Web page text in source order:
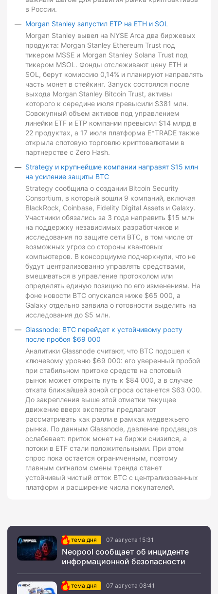
в России.
Morgan Stanley запустил ETP на ETH и SOL
Morgan Stanley вывел на NYSE Arca два биржевых
продукта: Morgan Stanley Ethereum Trust под
тикером MSSE и Morgan Stanley Solana Trust под
тикером MSOL. Фонды отслеживают цену ETH и
SOL, берут комиссию 0,14% и планируют направлять
часть монет в стейкинг. Запуск состоялся после
выхода Morgan Stanley Bitcoin Trust, активы
которого к середине июля превысили $381 млн.
Совокупный объем активов под управлением
линейки ETF и ETP компании превысил $14 млрд в
22 продуктах, а 17 июля платформа E*TRADE также
открыла спотовую торговлю криптовалютами в
партнерстве с Zero Hash.
Strategy и крупнейшие компании направят $15 млн
на усиление защиты BTC
Strategy сообщила о создании Bitcoin Security
Consortium, в который вошли 9 компаний, включая
BlackRock, Coinbase, Fidelity Digital Assets и Galaxy.
Участники обязались за 3 года направить $15 млн
на поддержку независимых разработчиков и
исследования по защите сети BTC, в том числе от
возможных угроз со стороны квантовых
компьютеров. В консорциуме подчеркнули, что не
будут централизованно управлять средствами,
вмешиваться в управление протоколом или
определять единую позицию по его изменениям. На
фоне новости BTC опускался ниже $65 000, а
Galaxy отдельно заявила о готовности выделить на
исследования до $5 млн.
Glassnode: BTC перейдет к устойчивому росту
после пробоя $69 000
Аналитики Glassnode считают, что BTC подошел к
ключевому уровню $69 000: его уверенный пробой
при стабильном притоке средств на спотовый
рынок может открыть путь к $84 000, а в случае
отката ближайшей зоной спроса останется $63 000.
До закрепления выше этой отметки текущее
движение вверх эксперты предлагают
рассматривать как ралли в рамках медвежьего
рынка. По данным Glassnode, давление продавцов
ослабевает: приток монет на биржи снизился, а
потоки в ETF стали положительными. При этом
спрос пока остается ограниченным, поэтому
главным сигналом смены тренда станет
устойчивый чистый отток BTC с централизованных
платформ и расширение числа покупателей.
тема дня 07 августа 15:31
Neopool сообщает об инциденте
информационной безопасности
тема дня 07 августа 08:41